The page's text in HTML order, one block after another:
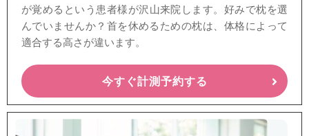
が覚める という患者様が沢山来院します。 好みで枕を選
んでいませんか？首を休めるための枕は、 体格によって
適合する高さが違います。
今すぐ計測予約する